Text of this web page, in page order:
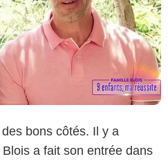
bons côtés. Il y a
a fait son entrée dans